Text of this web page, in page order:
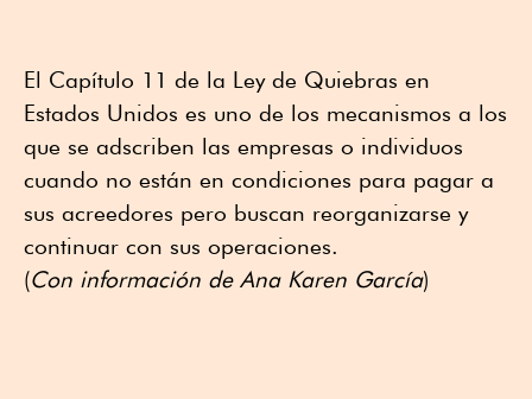
El Capítulo 11 de la Ley de Quiebras en
Estados Unidos es uno de los mecanismos a los
que se adscriben las empresas o individuos
cuando no están en condiciones para pagar a
sus acreedores pero buscan reorganizarse y
continuar con sus operaciones.
(Con información de Ana Karen García)